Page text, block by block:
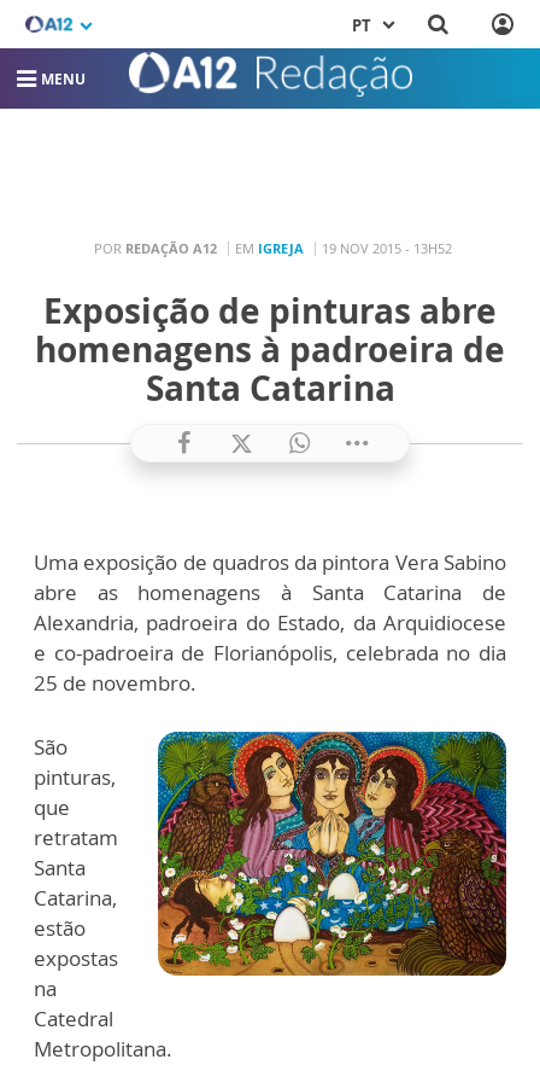
PT
MENU
POR REDAÇÃO A12 EM IGREJA 19 NOV 2015 - 13H52
Exposição de pinturas abre
homenagens à padroeira de
Santa Catarina
Uma exposição de quadros da pintora Vera Sabino
abre as homenagens à Santa Catarina de
Alexandria, padroeira do Estado, da Arquidiocese
e co-padroeira de Florianópolis, celebrada no dia
25 de novembro.
São
pinturas,
que
retratam
Santa
Catarina,
estão
expostas
na
Catedral
Metropolitana.